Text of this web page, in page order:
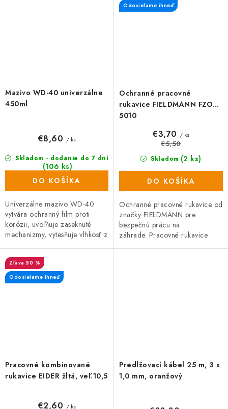
Mazivo WD-40 univerzálne
450ml
Skladom - dodanie do 7 dní
(106 ks)
€8,60 / ks
DO KOŠÍKA
Univerzálne mazivo WD-40
vytvára ochranný film proti
korózii, uvoľňuje zaseknuté
mechanizmy, vytesňuje vlhkosť z
odstraňuje staré mazivá či...
Ochranné pracovné
rukavice FIELDMANN FZO
5010
Odosielame ihneď
Skladom (2 ks)
€3,70 / ks
€5,50
DO KOŠÍKA
Ochranné pracovné rukavice od
značky FIELDMANN pre
bezpečnú prácu na
záhrade. Pracovné rukavice
Pracovné kombinované
rukavice EIDER žltá, veľ.10,5
50 %
Odosielame ihneď
€2,60 / ks
Predlžovací kábel 25 m, 3 x
1,0 mm, oranžový